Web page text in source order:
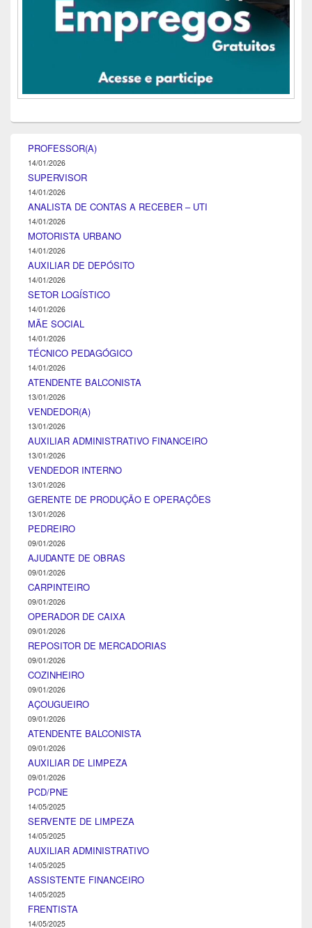
PROFESSOR(A)
14/01/2026
SUPERVISOR
14/01/2026
ANALISTA DE CONTAS A RECEBER – UTI
14/01/2026
MOTORISTA URBANO
14/01/2026
AUXILIAR DE DEPÓSITO
14/01/2026
SETOR LOGÍSTICO
14/01/2026
MÃE SOCIAL
14/01/2026
TÉCNICO PEDAGÓGICO
14/01/2026
ATENDENTE BALCONISTA
13/01/2026
VENDEDOR(A)
13/01/2026
AUXILIAR ADMINISTRATIVO FINANCEIRO
13/01/2026
VENDEDOR INTERNO
13/01/2026
GERENTE DE PRODUÇÃO E OPERAÇÕES
13/01/2026
PEDREIRO
09/01/2026
AJUDANTE DE OBRAS
09/01/2026
CARPINTEIRO
09/01/2026
OPERADOR DE CAIXA
09/01/2026
REPOSITOR DE MERCADORIAS
09/01/2026
COZINHEIRO
09/01/2026
AÇOUGUEIRO
09/01/2026
ATENDENTE BALCONISTA
09/01/2026
AUXILIAR DE LIMPEZA
09/01/2026
PCD/PNE
14/05/2025
SERVENTE DE LIMPEZA
14/05/2025
AUXILIAR ADMINISTRATIVO
14/05/2025
ASSISTENTE FINANCEIRO
14/05/2025
FRENTISTA
14/05/2025